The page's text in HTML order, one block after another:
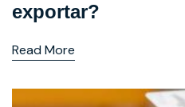
exportar?
Read More